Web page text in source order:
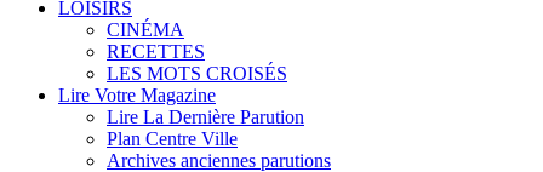
LOISIRS
CINÉMA
RECETTES
LES MOTS CROISÉS
Lire Votre Magazine
Lire La Dernière Parution
Plan Centre Ville
Archives anciennes parutions